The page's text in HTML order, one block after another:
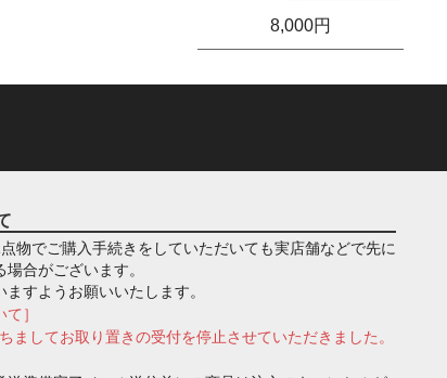
8,000円
物でご購入手続きをしていただいても実店舗などで先に
合がございます。
すようお願いいたします。
］
ましてお取り置きの受付を停止させていただきました。